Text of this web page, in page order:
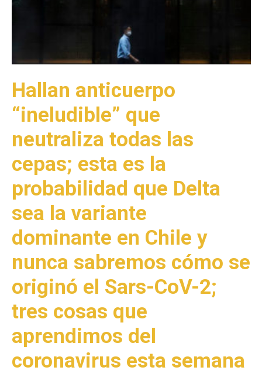
Hallan anticuerpo
“ineludible” que
neutraliza todas las
cepas; esta es la
probabilidad que Delta
sea la variante
dominante en Chile y
nunca sabremos cómo se
originó el Sars-CoV-2;
tres cosas que
aprendimos del
coronavirus esta semana